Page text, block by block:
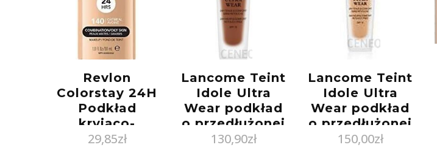
Revlon
Colorstay 24H
Podkład
kryjąco-
matujący cera
29,85zł
Lancome Teint
Idole Ultra
Wear podkład
o przedłużonej
trwałości spf15
130,90zł
Lancome Teint
Idole Ultra
Wear podkład
o przedłużonej
trwałości spf15
150,00zł